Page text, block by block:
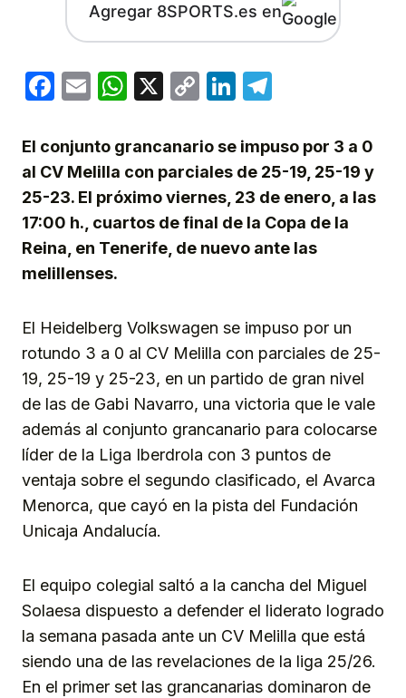
Agregar 8SPORTS.es en
Facebook
EmailWhatsApp
X
CopyLinkedIn
El conjunto grancanario se impuso por 3 a 0
al CV Melilla con parciales de 25-19, 25-19 y
25-23. El próximo viernes, 23 de enero, a las
17:00 h., cuartos de final de la Copa de la
Reina, en Tenerife, de nuevo ante las
melillenses.
El Heidelberg Volkswagen se impuso por un
rotundo 3 a 0 al CV Melilla con parciales de 25-
19, 25-19 y 25-23, en un partido de gran nivel
de las de Gabi Navarro, una victoria que le vale
además al conjunto grancanario para colocarse
líder de la Liga Iberdrola con 3 puntos de
ventaja sobre el segundo clasificado, el Avarca
Menorca, que cayó en la pista del Fundación
Unicaja Andalucía.
El equipo colegial saltó a la cancha del Miguel
Solaesa dispuesto a defender el liderato logrado
la semana pasada ante un CV Melilla que está
siendo una de las revelaciones de la liga 25/26.
En el primer set las grancanarias dominaron de